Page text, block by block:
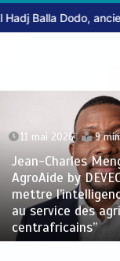
maire du 3ᵉ
11 mai 2026 9
Jean-Charles
AgroAide by
mettre
au service des
centrafricains”